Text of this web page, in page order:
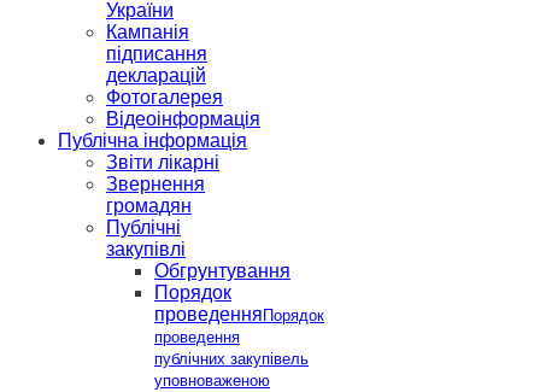
України
Кампанія
підписання
декларацій
Фотогалерея
Відеоінформація
Публічна інформація
Звіти лікарні
Звернення
громадян
Публічні
закупівлі
Обгрунтування
Порядок
проведення Порядок
проведення
публічних закупівель
уповноваженою